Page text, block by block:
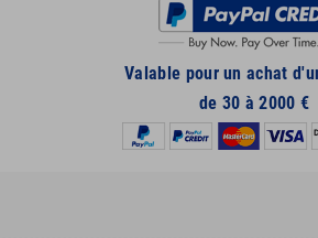
Valable pour un achat
de 30 à 2000 €